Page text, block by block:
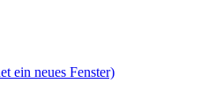
ein neues Fenster)